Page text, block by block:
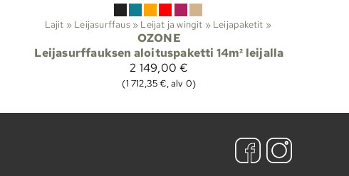
Lajit ‪» Leijasurffaus ‪» Leijat ja wingit ‪» Leijapaketit ‪»
OZONE
Leijasurffauksen aloituspaketti 14m² leijalla
2 149,00 €
(1 712,35 €, alv 0)